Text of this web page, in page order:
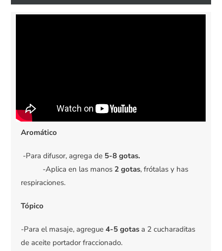
Aromático
-Para difusor, agrega de 5-8 gotas.
-Aplica en las manos 2 gotas, frótalas y has
respiraciones.
Tópico
-Para el masaje, agregue4-5 gotas a 2 cucharaditas
de aceite portador fraccionado.